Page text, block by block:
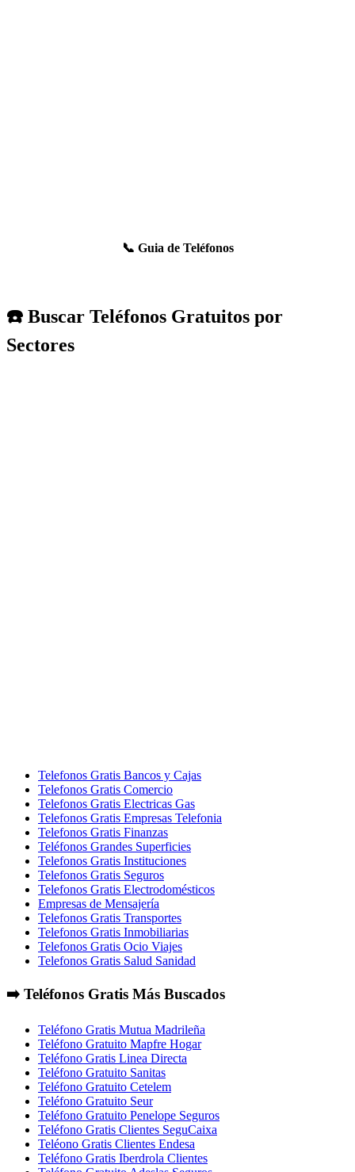
📞 Guia de Teléfonos
☎️ Buscar Teléfonos Gratuitos por
Sectores
Telefonos Gratis Bancos y Cajas
Telefonos Gratis Comercio
Telefonos Gratis Electricas Gas
Telefonos Gratis Empresas Telefonia
Telefonos Gratis Finanzas
Teléfonos Grandes Superficies
Telefonos Gratis Instituciones
Telefonos Gratis Seguros
Telefonos Gratis Electrodomésticos
Empresas de Mensajería
Telefonos Gratis Transportes
Telefonos Gratis Inmobiliarias
Telefonos Gratis Ocio Viajes
Telefonos Gratis Salud Sanidad
➡️ Teléfonos Gratis Más Buscados
Teléfono Gratis Mutua Madrileña
Teléfono Gratuito Mapfre Hogar
Teléfono Gratis Linea Directa
Teléfono Gratuito Sanitas
Teléfono Gratuito Cetelem
Teléfono Gratuito Seur
Teléfono Gratuito Penelope Seguros
Teléfono Gratis Clientes SeguCaixa
Teléono Gratis Clientes Endesa
Teléfono Gratis Iberdrola Clientes